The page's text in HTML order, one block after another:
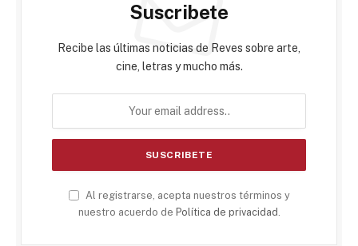
Suscribete
Recibe las últimas noticias de Reves sobre arte,
cine, letras y mucho más.
Al registrarse, acepta nuestros términos y
nuestro acuerdo de Política de privacidad .